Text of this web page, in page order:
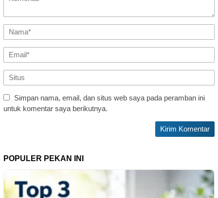
Simpan nama, email, dan situs web saya pada peramban ini
untuk komentar saya berikutnya.
POPULER PEKAN INI